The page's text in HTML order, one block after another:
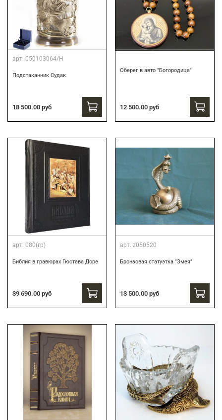
арт. 050103064/Н
Подстаканник Судак
18 500.00 руб
Оберег в авто "Богородица"
12 500.00 руб
арт. 080(гр)
Библия в гравюрах Гюстава Доре
39 690.00 руб
арт. z050520
Бронзовая статуэтка "Змея"
13 500.00 руб